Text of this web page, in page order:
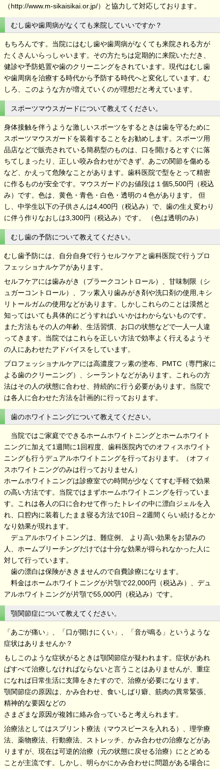
（http://www.m-sikaisikai.or.jp/）と協力して対応しております。
むし歯や歯周病がなくても来院していいですか？
もちろんです。当院にはむし歯や歯周病がなくても来院される方が
たくさんいらっしゃいます。その方たちは定期的に来院いただき、
健診や予防処置や歯のクリーニングをされています。現代はむし歯
や歯周病を治療する時代から予防する時代へと変化しています。む
しろ、このような方が増えていくのが理想だと考えています。
スポーツマウスガードについて教えてください。
身体接触を伴うような激しいスポーツをするときは歯を守るために
スポーツマウスガードを装着することをお勧めします。スポーツ用
品店などで販売されている簡易型のものは、口を開けるとすぐに落
ちてしまったり、正しい咬み合わせができず、あごの関節を傷める
など、かえって危険なことがあります。歯科医院で型をとって精密
に作るものが安全です。マウスガードのお値段は１個5,500円（税込
み）です。色は、黄色・青色・白色・透明の４色があります。 但
し、中学生以下の子供さんは4,400円（税込み）で、歯の生え変わり
に伴う作りなおしは3,300円（税込み）です。 （色は透明のみ）
むし歯の予防について教えてください。
むし歯予防には、自分自身で行うセルフケアと歯科医院で行うプロ
フェッショナルケアがあります。
セルフケアには歯みがき（プラークコントロール）、甘味制限（シ
ュガーコントロール）、フッ素入り歯みがき剤や洗口剤の使用,キシ
リトールガムの使用などがあります。しかしこれらのことは漠然と
知ってはいても具体的にどうすればいいかはわからないものです。
また方法もその人の年齢、生活習慣、お口の状態などで一人一人違
ってきます。当院ではこれらを正しい方法で効率よく行えるようそ
の人にあわせたアドバイスをしています。
プロフェッショナルケアには高濃度フッ素の塗布、PMTC（専門家に
よる歯のクリーニング）、シーラントなどがあります。これらの方
法はその人の状態に合わせ、持続的に行う必要があります。当院で
は各人に合わせた方法を計画的に行っております。
歯のホワイトニングについて教えてください。
当院ではご家庭でできるホームホワイトニングとホームホワイト
ニングに加えて1週間に1回程度、歯科医院内でのオフィスホワイト
ニングも行うデュアルホワイトニングを行っております。（オフィ
スホワイトニングのみは行っておりません）
ホームホワイトニングは診療室での時間が少なくてすむ手軽で効果
の高い方法です。当院ではまずホームホワイトニングを行っていま
す。これは各人の口に合わせて作ったトレイの中に漂白ジェルを入
れ、口腔内に装着したまま寝る方法で10日～2週間くらい続けるとか
なり効果が現れます。
デュアルホワイトニングは、難症例、 より高い効果をお望みの
人、ホームブリーチングだけでは十分な効果が得られなかった人に
対して行っています。
歯の漂白は保険がききませんので自費診療になります。
料金はホームホワイトニングが片顎で22,000円（税込み）、デュ
アルホワイトニングが片顎で55,000円（税込み）です。
顎関節症について教えてください。
「あごが痛い」、「口が開けにくい」、「音が鳴る」というような
症状はありませんか？
もしこのような症状がるときは顎関節症が疑われます。症状があれ
ばすべて治療しなければならないと言うことはありませんが、重症
になれば日常生活に支障をきたすので、治療が必要になります。
顎関節症の原因は、かみ合わせ、食いしばり癖、筋肉の異常緊張、
精神的な要因などの
さまざまな原因が複雑に絡み合っていると考えられます。
治療法としてはスプリント療法（マウスピースを入れる）、理学療
法、薬物療法、行動療法、ストレッチ、かみ合わせの治療などがあ
りますが、現在は可逆的治療（元の状態に戻せる治療）にとどめる
ことが主流です。しかし、明らかにかみ合わせに問題がある場合に